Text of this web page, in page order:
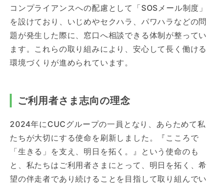
コンプライアンスへの配慮として「SOSメール制度」
を設けており、いじめやセクハラ、パワハラなどの問
題が発生した際に、窓口へ相談できる体制が整ってい
ます。これらの取り組みにより、安心して長く働ける
環境づくりが進められています。
ご利用者さま志向の理念
2024年にCUCグループの一員となり、あらためて私
たちが大切にする使命を刷新しました。『こころで
「生きる」を支え、明日を拓く。』という使命のも
と、私たちはご利用者さまにとって、明日を拓く、希
望の伴走者であり続けることを目指して取り組んでい